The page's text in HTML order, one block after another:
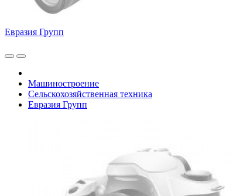
Евразия Групп
Машиностроение
Сельскохозяйственная техника
Евразия Групп